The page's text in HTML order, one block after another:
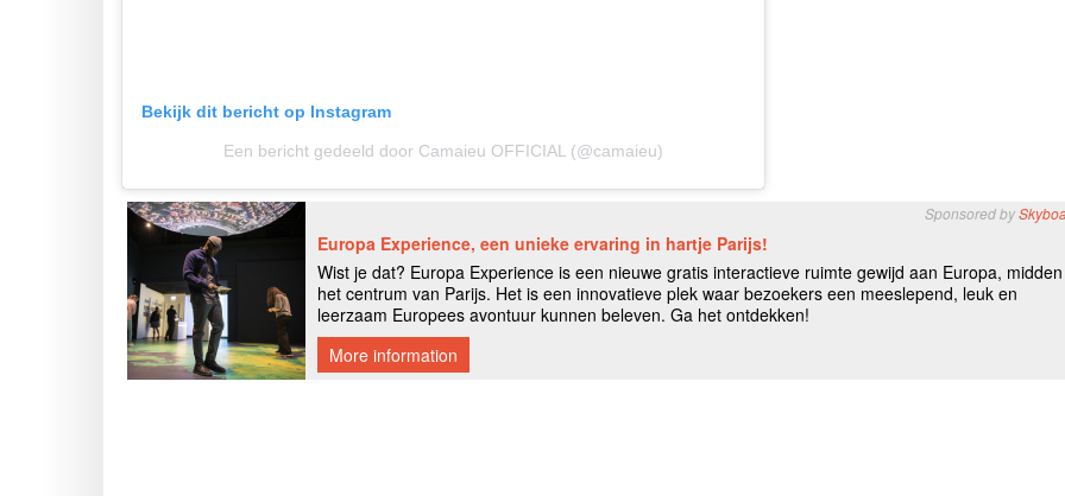
Bekijk dit bericht op Instagram
Een bericht gedeeld door Camaieu OFFICIAL (@camaieu)